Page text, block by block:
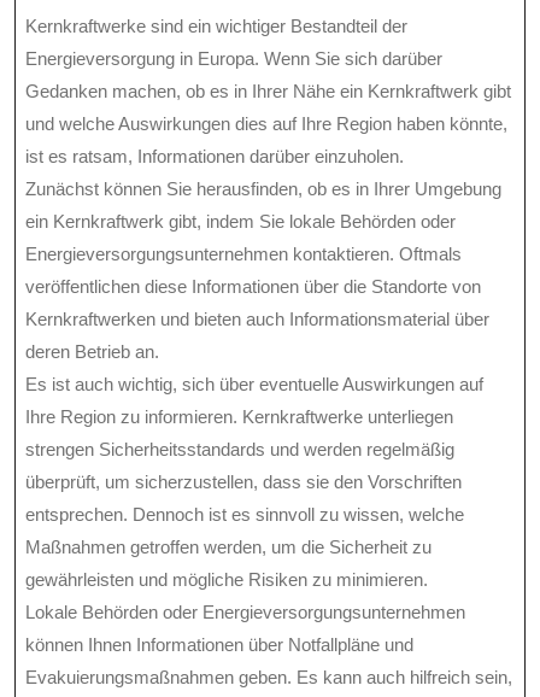
Kernkraftwerke sind ein wichtiger Bestandteil der
Energieversorgung in Europa. Wenn Sie sich darüber
Gedanken machen, ob es in Ihrer Nähe ein Kernkraftwerk gibt
und welche Auswirkungen dies auf Ihre Region haben könnte,
ist es ratsam, Informationen darüber einzuholen.
Zunächst können Sie herausfinden, ob es in Ihrer Umgebung
ein Kernkraftwerk gibt, indem Sie lokale Behörden oder
Energieversorgungsunternehmen kontaktieren. Oftmals
veröffentlichen diese Informationen über die Standorte von
Kernkraftwerken und bieten auch Informationsmaterial über
deren Betrieb an.
Es ist auch wichtig, sich über eventuelle Auswirkungen auf
Ihre Region zu informieren. Kernkraftwerke unterliegen
strengen Sicherheitsstandards und werden regelmäßig
überprüft, um sicherzustellen, dass sie den Vorschriften
entsprechen. Dennoch ist es sinnvoll zu wissen, welche
Maßnahmen getroffen werden, um die Sicherheit zu
gewährleisten und mögliche Risiken zu minimieren.
Lokale Behörden oder Energieversorgungsunternehmen
können Ihnen Informationen über Notfallpläne und
Evakuierungsmaßnahmen geben. Es kann auch hilfreich sein,